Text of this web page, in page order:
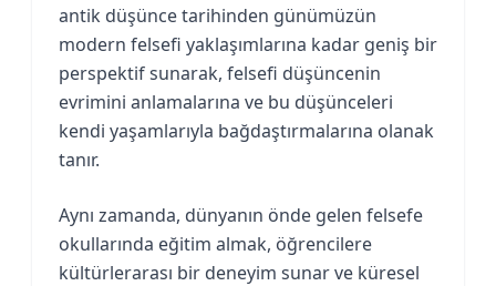
antik düşünce tarihinden günümüzün
modern felsefi yaklaşımlarına kadar geniş bir
perspektif sunarak, felsefi düşüncenin
evrimini anlamalarına ve bu düşünceleri
kendi yaşamlarıyla bağdaştırmalarına olanak
tanır.
Aynı zamanda, dünyanın önde gelen felsefe
okullarında eğitim almak, öğrencilere
kültürlerarası bir deneyim sunar ve küresel